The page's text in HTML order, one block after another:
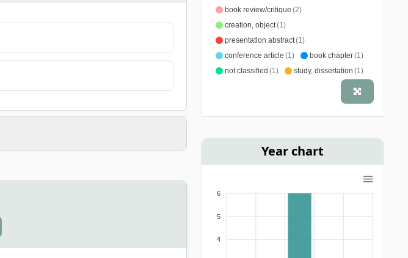
book review/critique (2)
creation, object(1)
presentation abstract(1)
conference article (1) book chapter(1)
not classified (1) study, dissertation (1)
Year chart
6
5
4